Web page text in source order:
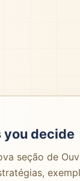
you decide
seção de